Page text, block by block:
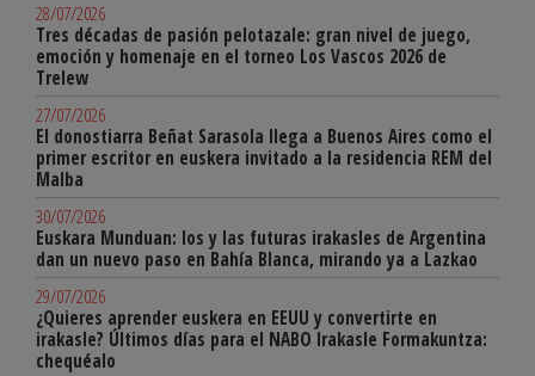
28/07/2026
Tres décadas de pasión pelotazale: gran nivel de juego,
emoción y homenaje en el torneo Los Vascos 2026 de
Trelew
27/07/2026
El donostiarra Beñat Sarasola llega a Buenos Aires como el
primer escritor en euskera invitado a la residencia REM del
Malba
30/07/2026
Euskara Munduan: los y las futuras irakasles de Argentina
dan un nuevo paso en Bahía Blanca, mirando ya a Lazkao
29/07/2026
¿Quieres aprender euskera en EEUU y convertirte en
irakasle? Últimos días para el NABO Irakasle Formakuntza:
chequéalo